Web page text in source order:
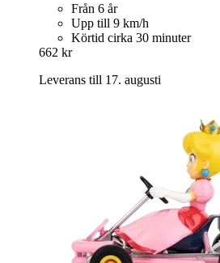
Från 6 år
Upp till 9 km/h
Körtid cirka 30 minuter
662 kr
Leverans till 17. augusti